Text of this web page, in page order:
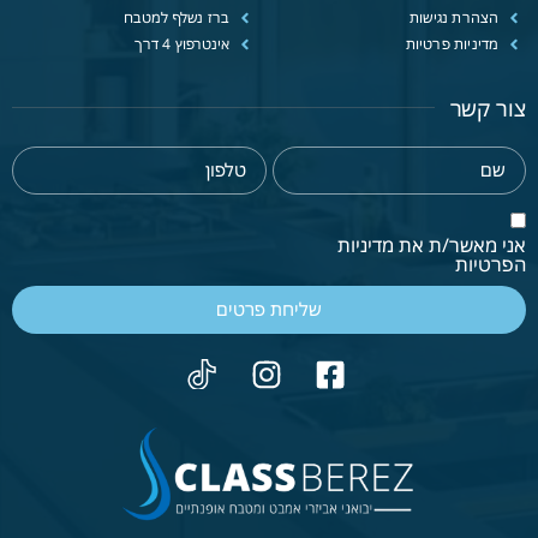
הצהרת נגישות
מדיניות פרטיות
ברז נשלף למטבח
אינטרפוץ 4 דרך
צור קשר
אני מאשר/ת את מדיניות
הפרטיות
שליחת פרטים